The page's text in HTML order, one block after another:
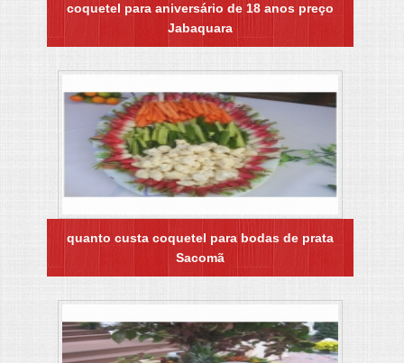
coquetel para aniversário de 18 anos preço
Jabaquara
quanto custa coquetel para bodas de prata
Sacomã